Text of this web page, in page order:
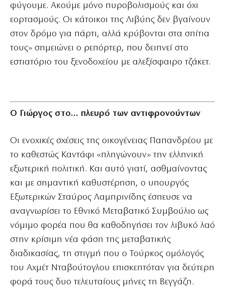
φύγουμε. Ακούμε μόνο πυροβολισμούς και όχι
εορτασμούς. Οι κάτοικοι της Λιβύης δεν βγαίνουν
στον δρόμο για πάρτι, αλλά κρύβονται στα σπίτια
τους» σημειώνει ο ρεπόρτερ, που δειπνεί στο
εστιατόριο του ξενοδοχείου με αλεξίσφαιρο τζάκετ.
Ο Γιώργος στο… πλευρό των αντιφρονούντων
Οι ενοχικές σχέσεις της οικογένειας Παπανδρέου με
το καθεστώς Καντάφι «πληγώνουν» την ελληνική
εξωτερική πολιτική. Και αυτό γιατί, ασθμαίνοντας
και με σημαντική καθυστέρηση, ο υπουργός
Εξωτερικών Σταύρος Λαμπρινίδης έσπευσε να
αναγνωρίσει το Εθνικό Μεταβατικό Συμβούλιο ως
νόμιμο φορέα που θα καθοδηγήσει τον λιβυκό λαό
στην κρίσιμη νέα φάση της μεταβατικής
διαδικασίας, τη στιγμή που ο Τούρκος ομόλογός
του Αχμέτ Νταβούτογλου επισκεπτόταν για δεύτερη
φορά τους δυο τελευταίους μήνες τη Βεγγάζη.